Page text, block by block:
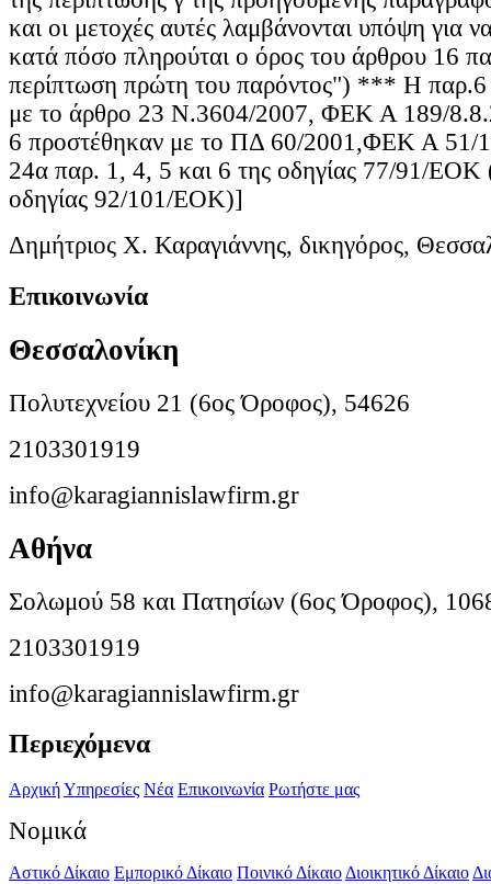
και οι μετοχές αυτές λαμβάνονται υπόψη για
κατά πόσο πληρούται ο όρος του άρθρου 16
περίπτωση πρώτη του παρόντος") *** Η
με το άρθρο 23 Ν.3604/2007, ΦΕΚ Α 189/
6 προστέθηκαν με το ΠΔ 60/2001,ΦΕΚ Α 51/
24α παρ. 1, 4, 5 και 6 της οδηγίας 77/91/ΕΟΚ
οδηγίας 92/101/ΕΟΚ)]
Δημήτριος Χ. Καραγιάννης, δικηγόρος,
Επικοινωνία
Θεσσαλονίκη
Πολυτεχνείου 21 (6ος Όροφος), 54626
2103301919
info@karagiannislawfirm.gr
Αθήνα
Σολωμού 58 και Πατησίων (6ος Όροφος),
2103301919
info@karagiannislawfirm.gr
Περιεχόμενα
ΑρχικήΥπηρεσίες Νέα Επικοινωνία Ρωτήστε μας
Νομικά
Αστικό Δίκαιο Εμπορικό Δίκαιο Ποινικό Δίκαιο Διοικητικό Δίκαιο